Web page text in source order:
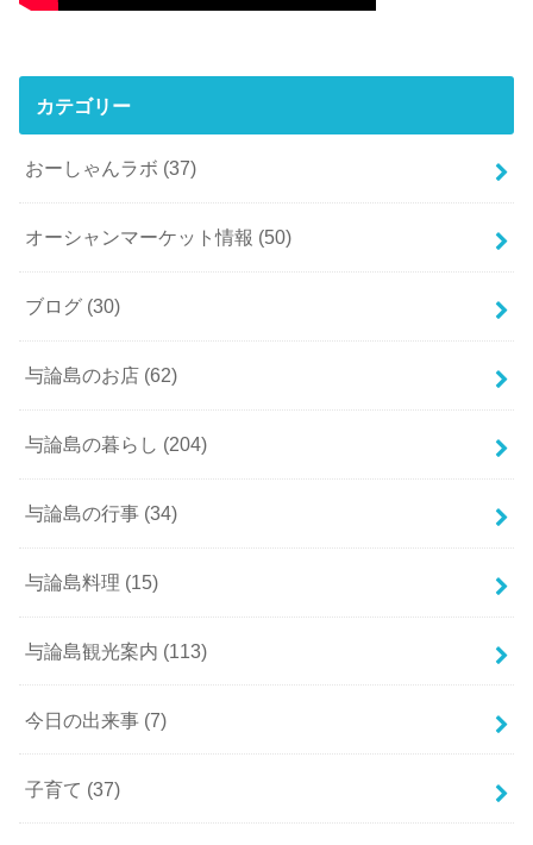
カテゴリー
おーしゃんラボ (37)
オーシャンマーケット情報 (50)
ブログ (30)
与論島のお店 (62)
与論島の暮らし (204)
与論島の行事 (34)
与論島料理 (15)
与論島観光案内 (113)
今日の出来事 (7)
子育て (37)